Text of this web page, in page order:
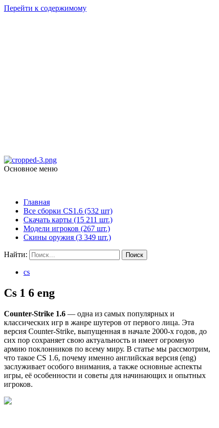
Перейти к содержимому
Основное меню
Главная
Все сборки CS1.6 (532 шт)
Скачать карты (15 211 шт.)
Модели игроков (267 шт.)
Скины оружия (3 349 шт.)
Найти:
cs
Cs 1 6 eng
Counter-Strike 1.6 — одна из самых популярных и
классических игр в жанре шутеров от первого лица. Эта
версия Counter-Strike, выпущенная в начале 2000-х годов, до
сих пор сохраняет свою актуальность и имеет огромную
армию поклонников по всему миру. В статье мы рассмотрим,
что такое CS 1.6, почему именно английская версия (eng)
заслуживает особого внимания, а также основные аспекты
игры, её особенности и советы для начинающих и опытных
игроков.